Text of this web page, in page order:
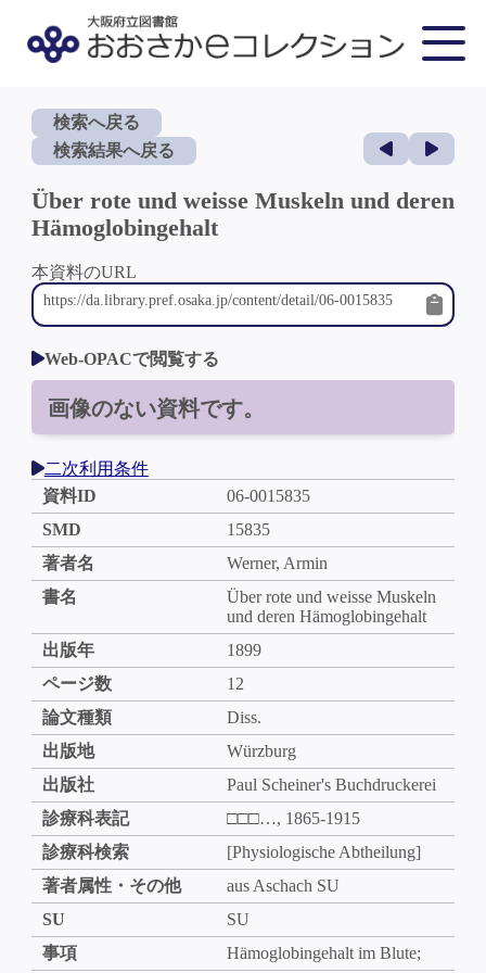
検索へ戻る
検索結果へ戻る
Über rote und weisse Muskeln und deren
Hämoglobingehalt
本資料のURL
Web-OPACで閲覧する
画像のない資料です。
二次利用条件
資料ID
06-0015835
SMD
15835
著者名
Werner, Armin
書名
Über rote und weisse Muskeln
und deren Hämoglobingehalt
出版年
1899
ページ数
12
論文種類
Diss.
出版地
Würzburg
出版社
Paul Scheiner's Buchdruckerei
診療科表記
□□□…, 1865-1915
診療科検索
[Physiologische Abtheilung]
著者属性・その他
aus Aschach SU
SU
SU
事項
Hämoglobingehalt im Blute;